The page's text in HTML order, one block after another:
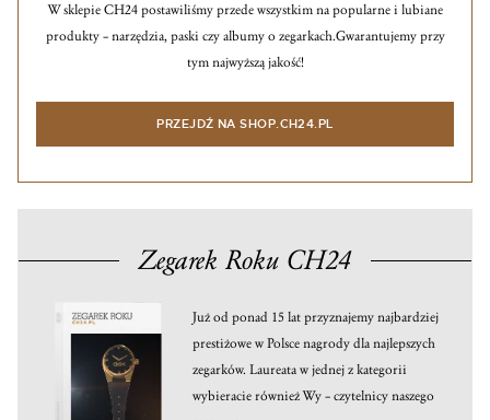
W sklepie CH24 postawiliśmy przede wszystkim na popularne i lubiane
produkty – narzędzia, paski czy albumy o zegarkach.Gwarantujemy przy
tym najwyższą jakość!
PRZEJDŹ NA SHOP.CH24.PL
Zegarek Roku CH24
Już od ponad 15 lat przyznajemy najbardziej
prestiżowe w Polsce nagrody dla najlepszych
zegarków. Laureata w jednej z kategorii
wybieracie również Wy – czytelnicy naszego